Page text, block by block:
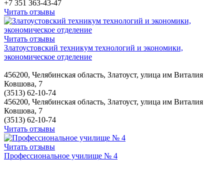
+7 351 363-43-47
Читать отзывы
Читать отзывы
Златоустовский техникум технологий и экономики,
экономическое отделение
456200, Челябинская область, Златоуст, улица им Виталия
Ковшова, 7
(3513) 62-10-74
456200, Челябинская область, Златоуст, улица им Виталия
Ковшова, 7
(3513) 62-10-74
Читать отзывы
Читать отзывы
Профессиональное училище № 4